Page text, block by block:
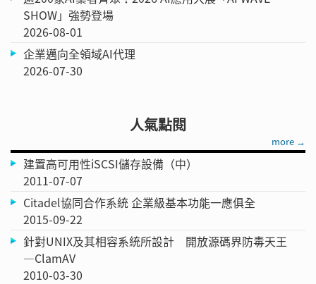
SHOW」強勢登場
2026-08-01
企業邁向全領域AI代理
2026-07-30
人氣點閱
more →
建置高可用性iSCSI儲存設備（中）
2011-07-07
Citadel協同合作系統 企業級基本功能一應俱全
2015-09-22
針對UNIX及其相容系統所設計 開放源碼界防毒天王
—ClamAV
2010-03-30